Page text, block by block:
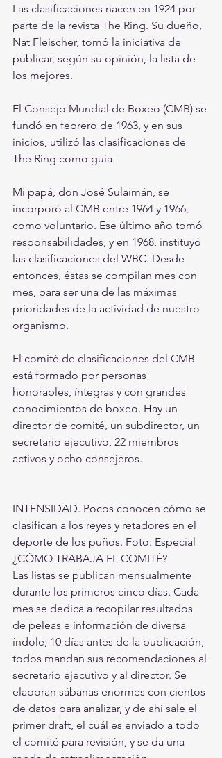
Las clasificaciones nacen en 1924 por
parte de la revista The Ring. Su dueño,
Nat Fleischer, tomó la iniciativa de
publicar, según su opinión, la lista de
los mejores.
El Consejo Mundial de Boxeo (CMB) se
fundó en febrero de 1963, y en sus
inicios, utilizó las clasificaciones de
The Ring como guía.
Mi papá, don José Sulaimán, se
incorporó al CMB entre 1964 y 1966,
como voluntario. Ese último año tomó
responsabilidades, y en 1968, instituyó
las clasificaciones del WBC. Desde
entonces, éstas se compilan mes con
mes, para ser una de las máximas
prioridades de la actividad de nuestro
organismo.
El comité de clasificaciones del CMB
está formado por personas
honorables, íntegras y con grandes
conocimientos de boxeo. Hay un
director de comité, un subdirector, un
secretario ejecutivo, 22 miembros
activos y ocho consejeros.
INTENSIDAD. Pocos conocen cómo se
clasifican a los reyes y retadores en el
deporte de los puños. Foto: Especial
¿CÓMO TRABAJA EL COMITÉ?
Las listas se publican mensualmente
durante los primeros cinco días. Cada
mes se dedica a recopilar resultados
de peleas e información de diversa
índole; 10 días antes de la publicación,
todos mandan sus recomendaciones al
secretario ejecutivo y al director. Se
elaboran sábanas enormes con cientos
de datos para analizar, y de ahí sale el
primer draft, el cuál es enviado a todo
el comité para revisión, y se da una